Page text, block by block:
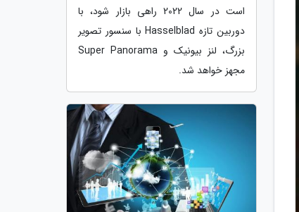
است در سال 2022 راهی بازار شود، با
دوربین تازه Hasselblad با سنسور تصویر
بزرگ، لنز بیونیک و Super Panorama
مجهز خواهد شد.